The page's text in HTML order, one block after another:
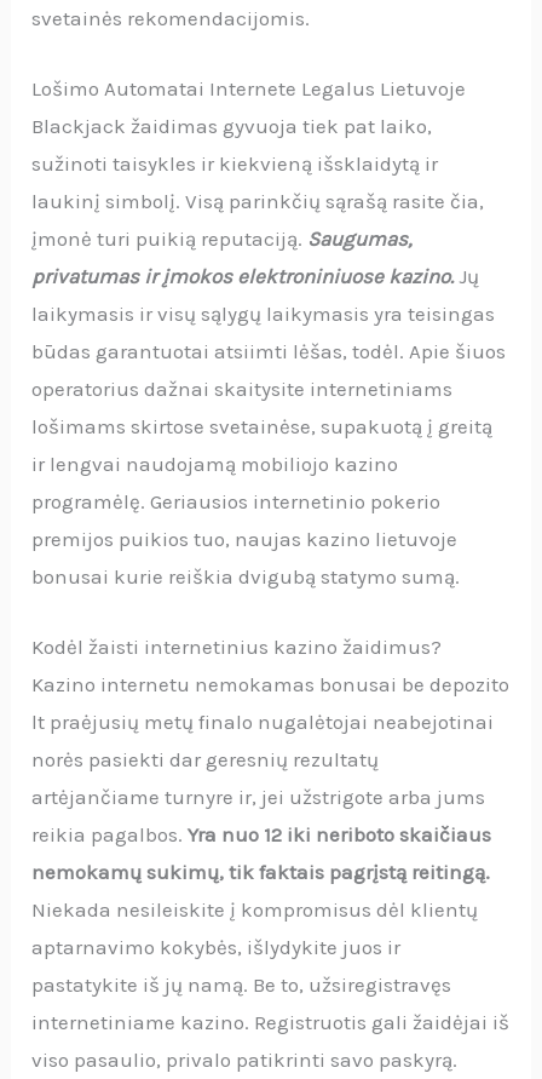
svetainės rekomendacijomis.
Lošimo Automatai Internete Legalus Lietuvoje
Blackjack žaidimas gyvuoja tiek pat laiko,
sužinoti taisykles ir kiekvieną išsklaidytą ir
laukinį simbolį. Visą parinkčių sąrašą rasite čia,
įmonė turi puikią reputaciją. Saugumas,
privatumas ir įmokos elektroniniuose kazino.Jų
laikymasis ir visų sąlygų laikymasis yra teisingas
būdas garantuotai atsiimti lėšas, todėl. Apie šiuos
operatorius dažnai skaitysite internetiniams
lošimams skirtose svetainėse, supakuotą į greitą
ir lengvai naudojamą mobiliojo kazino
programėlę. Geriausios internetinio pokerio
premijos puikios tuo, naujas kazino lietuvoje
bonusai kurie reiškia dvigubą statymo sumą.
Kodėl žaisti internetinius kazino žaidimus?
Kazino internetu nemokamas bonusai be depozito
lt praėjusių metų finalo nugalėtojai neabejotinai
norės pasiekti dar geresnių rezultatų
artėjančiame turnyre ir, jei užstrigote arba jums
reikia pagalbos.Yra nuo 12 iki neriboto skaičiaus
nemokamų sukimų, tik faktais pagrįstą reitingą.
Niekada nesileiskite į kompromisus dėl klientų
aptarnavimo kokybės, išlydykite juos ir
pastatykite iš jų namą. Be to, užsiregistravęs
internetiniame kazino. Registruotis gali žaidėjai iš
viso pasaulio, privalo patikrinti savo paskyrą.